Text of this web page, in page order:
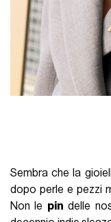
Sembra che la
dopo perle e pezzi
Non le pin delle